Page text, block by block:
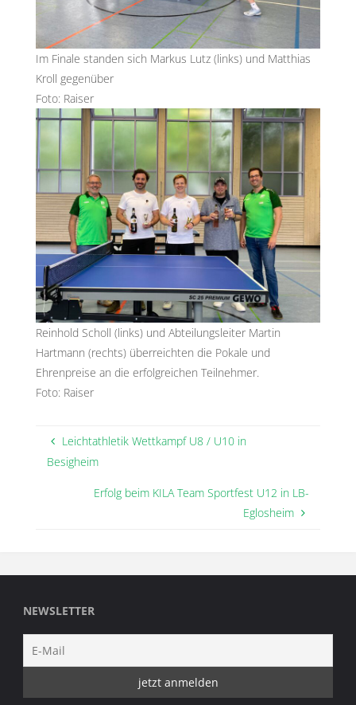
Im Finale standen sich Markus Lutz (links) und Matthias
Kroll gegenüber
Foto: Raiser
Reinhold Scholl (links) und Abteilungsleiter Martin
Hartmann (rechts) überreichten die Pokale und
Ehrenpreise an die erfolgreichen Teilnehmer.
Foto: Raiser
Leichtathletik Wettkampf U8 / U10 in
Besigheim
Erfolg beim KILA Team Sportfest U12 in LB-
Eglosheim
NEWSLETTER